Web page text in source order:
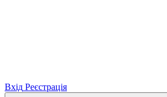
Вхід Реєстрація